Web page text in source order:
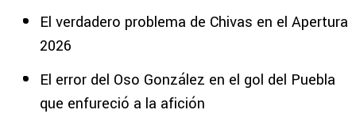
El verdadero problema de Chivas en el Apertura
2026
El error del Oso González en el gol del Puebla
que enfureció a la afición